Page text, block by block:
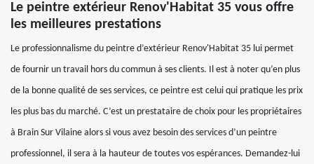
Le peintre extérieur Renov'Habitat 35 vous offre
les meilleures prestations
Le professionnalisme du peintre d’extérieur Renov'Habitat 35 lui permet
de fournir un travail hors du commun à ses clients. Il est à noter qu’en plus
de la bonne qualité de ses services, ce peintre est celui qui pratique les prix
les plus bas du marché. C’est un prestataire de choix pour les propriétaires
à Brain Sur Vilaine alors si vous avez besoin des services d’un peintre
professionnel, il sera à la hauteur de toutes vos espérances. Demandez-lui